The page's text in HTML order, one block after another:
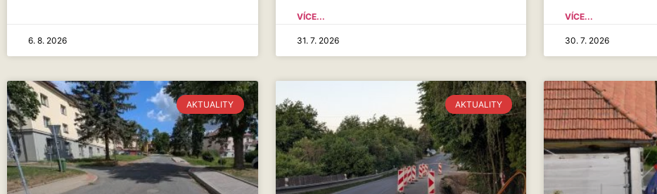
6. 8. 2026
VÍCE...
31. 7. 2026
VÍCE...
30. 7. 2026
AKTUALITY AKTUALITY